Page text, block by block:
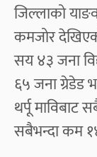
जिल्लाको
कमजोर
सय ४३ जना
६५ जना ग्रेडेड
थर्पू माविबाट
सबैभन्दा कम १४